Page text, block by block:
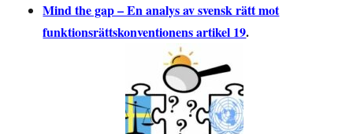
Mind the gap – En analys av svensk rätt mot
funktionsrättskonventionens artikel 19.